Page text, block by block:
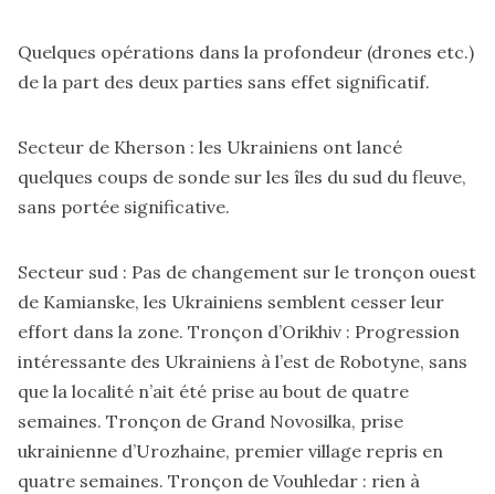
Quelques opérations dans la profondeur (drones etc.)
de la part des deux parties sans effet significatif.
Secteur de Kherson : les Ukrainiens ont lancé
quelques coups de sonde sur les îles du sud du fleuve,
sans portée significative.
Secteur sud : Pas de changement sur le tronçon ouest
de Kamianske, les Ukrainiens semblent cesser leur
effort dans la zone. Tronçon d’Orikhiv : Progression
intéressante des Ukrainiens à l’est de Robotyne, sans
que la localité n’ait été prise au bout de quatre
semaines. Tronçon de Grand Novosilka, prise
ukrainienne d’Urozhaine, premier village repris en
quatre semaines. Tronçon de Vouhledar : rien à